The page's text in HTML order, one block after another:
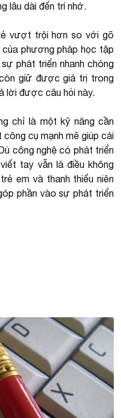
lâu dài đến trí nhớ.
vượt trội hơn so với gõ
phương pháp học tập
phát triển nhanh chóng
giữ được giá trị trong
lời được câu hỏi này.
chỉ là một kỹ năng cần
cụ mạnh mẽ giúp cải
công nghệ có phát triển
tay vẫn là điều không
em và thanh thiếu niên
phần vào sự phát triển